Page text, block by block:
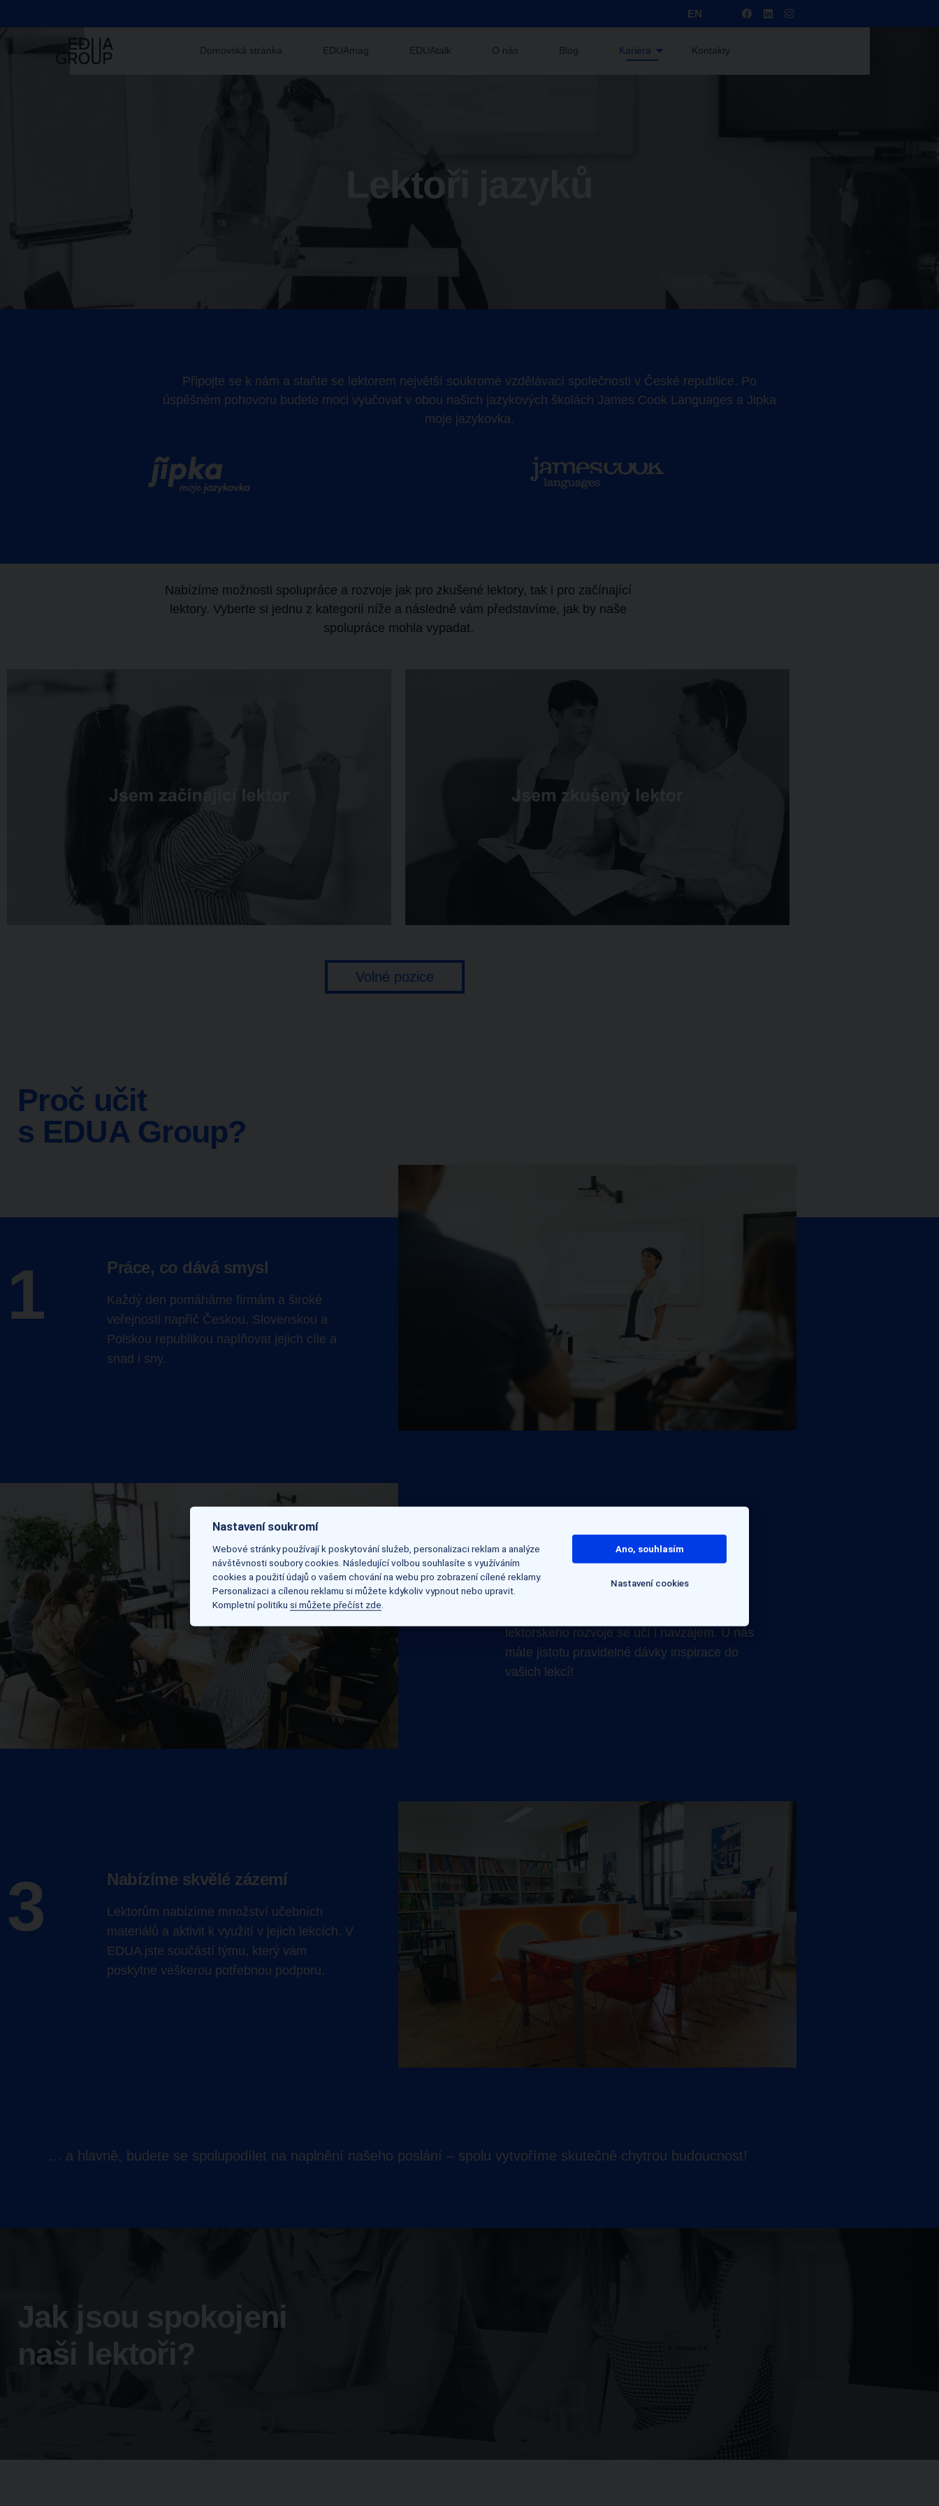
EN
Domovská stránka EDUAmag EDUAtalk O nás Blog Kariéra Kontakty
Lektoři jazyků
Připojte se k nám a staňte se lektorem největší soukromé vzdělávací společnosti v České republice. Po
úspěšném pohovoru budete moci vyučovat v obou našich jazykových školách James Cook Languages a Jipka
moje jazykovka.
Nabízíme možnosti spolupráce a rozvoje jak pro zkušené lektory, tak i pro začínající
lektory. Vyberte si jednu z kategorií níže a následně vám představíme, jak by naše
spolupráce mohla vypadat.
Volné pozice​
Proč učit
s EDUA Group?
1 Práce, co dává smysl
Každý den pomáháme firmám a široké
veřejnosti napříč Českou, Slovenskou a
Polskou republikou naplňovat jejich cíle a
snad i sny.
2 Neustále na sobě pracujeme
Naši lektoři učí
lektorského rozvoje se učí i navzájem. U nás
máte jistotu pravidelné dávky inspirace do
vašich lekcí!
3 Nabízíme skvělé zázemí
Lektorům nabízíme množství učebních
materiálů a aktivit k využití v jejich lekcích. V
EDUA jste součástí týmu, který vám
poskytne veškerou potřebnou podporu.
... a hlavně, budete se spolupodílet na naplnění našeho poslání – spolu vytvoříme skutečně chytrou budoucnost!
Jak jsou spokojeni
naši lektoři?
Nastavení soukromí
Webové stránky používají k poskytování služeb, personalizaci reklam a analýze
návštěvnosti soubory cookies. Následující volbou souhlasíte s využíváním
cookies a použití údajů o vašem chování na webu pro zobrazení cílené reklamy.
Personalizaci a cílenou reklamu si můžete kdykoliv vypnout nebo upravit.
Kompletní politiku si můžete přečíst zde
Ano, souhlasím
Nastavení cookies